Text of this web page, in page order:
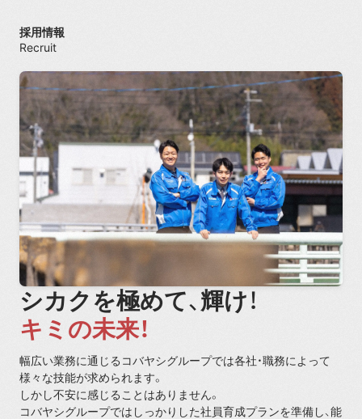
採用情報
Recruit
シカクを極めて、輝け！
キミの未来！
幅広い業務に通じるコバヤシグループでは各社・職務によって
様々な技能が求められます。
しかし不安に感じることはありません。
コバヤシグループではしっかりした社員育成プランを準備し、能